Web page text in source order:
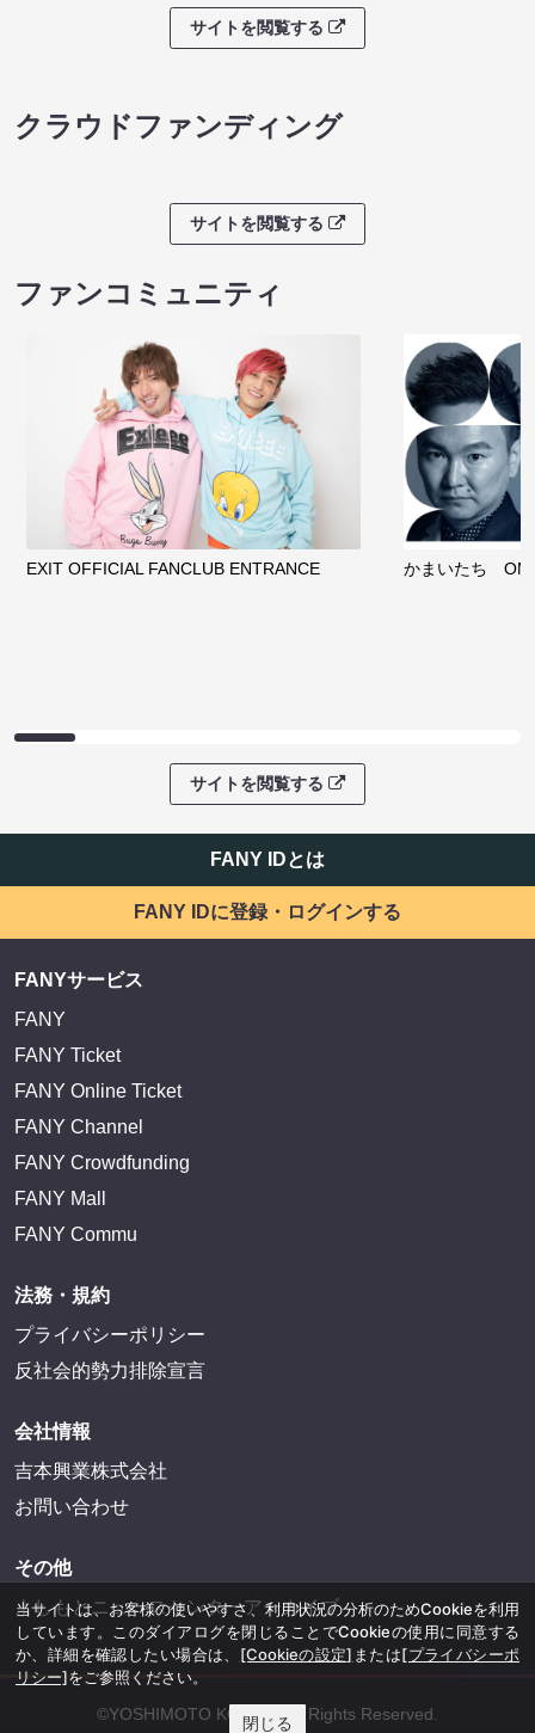
サイトを閲覧する
クラウドファンディング
サイトを閲覧する
ファンコミュニティ
EXIT OFFICIAL FANCLUB ENTRANCE かまいたち
サイトを閲覧する
FANY IDとは
FANY IDに登録・ログインする
FANYサービス
FANY
FANY Ticket
FANY Online Ticket
FANY Channel
FANY Crowdfunding
FANY Mall
FANY Commu
法務・規約
プライバシーポリシー
反社会的勢力排除宣言
会社情報
吉本興業株式会社
お問い合わせ
その他
よしもとニュースセンターアーカイブ
©YOSHIMOTO KOGYO, All Rights Reserved.
当サイトは、お客様の使いやすさ、利用状況の分析のためCookieを利用
しています。このダイアログを閉じることでCookieの使用に同意する
か、詳細を確認したい場合は、 [Cookieの設定] または[プライバシーポ
リシー]をご参照ください。
閉じる